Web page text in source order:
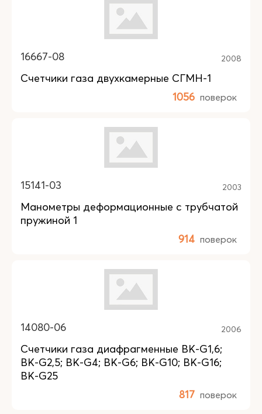
16667-08 2008
Счетчики газа двухкамерные СГМН-1
1056 поверок
15141-03 2003
Манометры деформационные с трубчатой
пружиной 1
914 поверок
14080-06 2006
Счетчики газа диафрагменные BK-G1,6;
BK-G2,5; BK-G4; BK-G6; BK-G10; BK-G16;
BK-G25
817 поверок